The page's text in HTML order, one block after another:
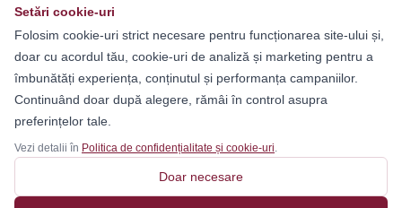
Setări cookie-uri
Folosim cookie-uri strict necesare pentru funcționarea site-ului și,
doar cu acordul tău, cookie-uri de analiză și marketing pentru a
îmbunătăți experiența, conținutul și performanța campaniilor.
Continuând doar după alegere, rămâi în control asupra
preferințelor tale.
Vezi detalii în Politica de confidențialitate și cookie-uri.
Doar necesare